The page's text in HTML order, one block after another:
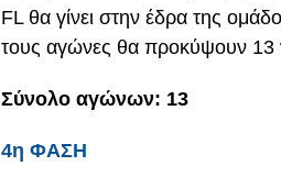
FL θα γίνει στην έδρα της
τους αγώνες θα προκύψουν 13
Σύνολο αγώνων: 13
4η ΦΑΣΗ